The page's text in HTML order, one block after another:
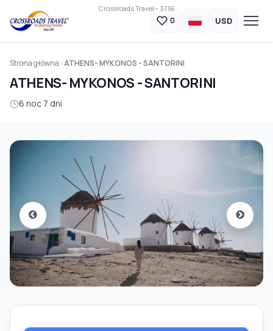
Crossroads Travel - 3716
0 USD
Strona główna ATHENS- MYKONOS - SANTORINI
ATHENS- MYKONOS - SANTORINI
6 noc 7 dni